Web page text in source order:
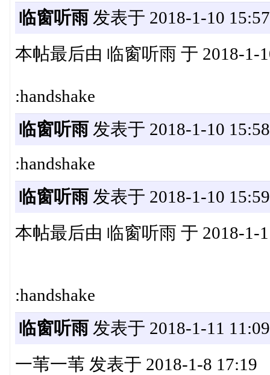
临窗听雨发表于 2018-1-10 15:57
本帖最后由 临窗听雨 于 2018-1-
:handshake
临窗听雨发表于 2018-1-10 15:58
:handshake
临窗听雨发表于 2018-1-10 15:59
本帖最后由 临窗听雨 于 2018-1-
:handshake
临窗听雨发表于 2018-1-11 11:09
一苇一苇 发表于 2018-1-8 17:19